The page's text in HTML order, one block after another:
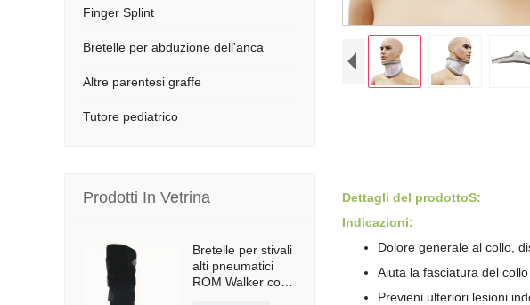
Dettagli del prodottoS:
Indicazioni:
Dolore generale al collo,
Aiuta la fasciatura del
Previeni ulteriori lesioni
Finger Splint
Bretelle per abduzione dell'anca
Altre parentesi graffe
Tutore pediatrico
Prodotti In Vetrina
Bretelle per stivali
alti pneumatici
ROM Walker con